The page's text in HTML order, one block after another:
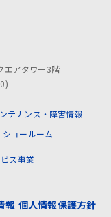
アタワー3階
テナンス・障害情報
ショールーム
ス事業
報 個人情報保護方針